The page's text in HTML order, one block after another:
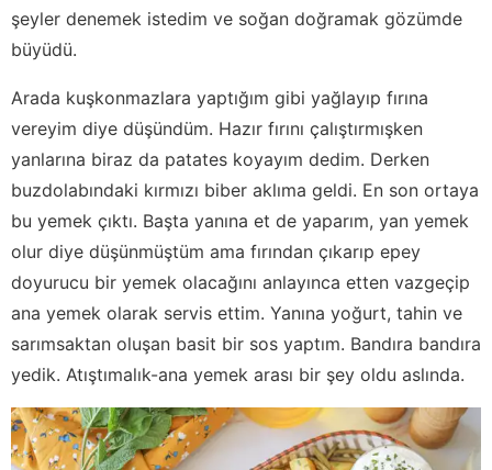
şeyler denemek istedim ve soğan doğramak gözümde
büyüdü.
Arada kuşkonmazlara yaptığım gibi yağlayıp fırına
vereyim diye düşündüm. Hazır fırını çalıştırmışken
yanlarına biraz da patates koyayım dedim. Derken
buzdolabındaki kırmızı biber aklıma geldi. En son ortaya
bu yemek çıktı. Başta yanına et de yaparım, yan yemek
olur diye düşünmüştüm ama fırından çıkarıp epey
doyurucu bir yemek olacağını anlayınca etten vazgeçip
ana yemek olarak servis ettim. Yanına yoğurt, tahin ve
sarımsaktan oluşan basit bir sos yaptım. Bandıra bandıra
yedik. Atıştımalık-ana yemek arası bir şey oldu aslında.